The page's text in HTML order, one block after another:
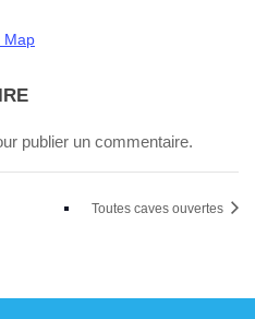
Map
publier un commentaire.
Toutes caves ouvertes